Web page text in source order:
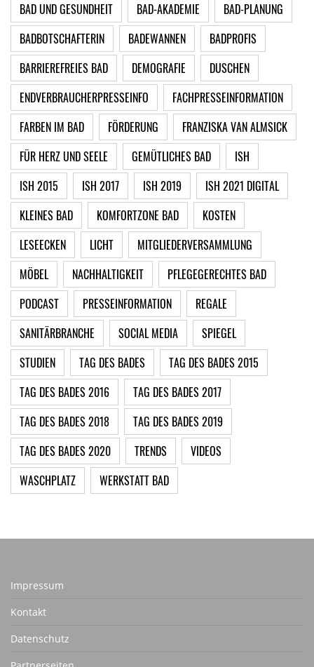
BAD UND GESUNDHEIT
BAD-AKADEMIE
BAD-PLANUNG
BADBOTSCHAFTERIN
BADEWANNEN
BADPROFIS
BARRIEREFREIES BAD
DEMOGRAFIE
DUSCHEN
ENDVERBRAUCHERPRESSEINFO
FACHPRESSEINFORMATION
FARBEN IM BAD
FÖRDERUNG
FRANZISKA VAN ALMSICK
FÜR HERZ UND SEELE
GEMÜTLICHES BAD
ISH
ISH 2015
ISH 2017 ISH 2019
ISH 2021 DIGITAL
KLEINES BAD
KOMFORTZONE BAD
KOSTEN
LESEECKEN
LICHT
MITGLIEDERVERSAMMLUNG
MÖBEL
NACHHALTIGKEIT
PFLEGEGERECHTES BAD
PODCAST
PRESSEINFORMATION
REGALE
SANITÄRBRANCHE
SOCIAL MEDIA
SPIEGEL
STUDIEN
TAG DES BADES
TAG DES BADES 2015
TAG DES BADES 2016
TAG DES BADES 2017
TAG DES BADES 2018
TAG DES BADES 2019
TAG DES BADES 2020
TRENDS
VIDEOS
WASCHPLATZ
WERKSTATT BAD
Impressum
Kontakt
Datenschutz